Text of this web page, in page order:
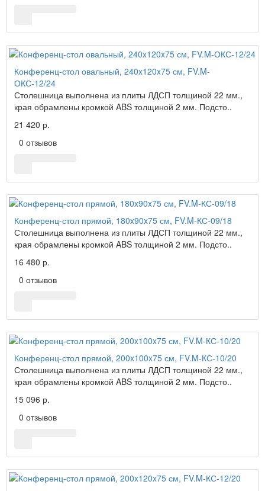
Конференц-стол овальный, 240x120x75 см, FV.M-
ОКС-12/24
Столешница выполнена из плиты ЛДСП толщиной 22 мм.,
края обрамлены кромкой ABS толщиной 2 мм. Подсто..
21 420 р.
0 отзывов
Конференц-стол прямой, 180x90x75 см, FV.M-КС-09/18
Столешница выполнена из плиты ЛДСП толщиной 22 мм.,
края обрамлены кромкой ABS толщиной 2 мм. Подсто..
16 480 р.
0 отзывов
Конференц-стол прямой, 200x100x75 см, FV.M-КС-10/20
Столешница выполнена из плиты ЛДСП толщиной 22 мм.,
края обрамлены кромкой ABS толщиной 2 мм. Подсто..
15 096 р.
0 отзывов